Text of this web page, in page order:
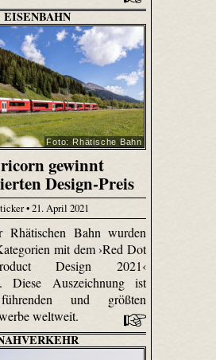
EISENBAHN
Foto: Rhätische Bahn
gewinnt
Design-Preis
• 21. April 2021
Rhätischen Bahn wurden
mit dem ›Red Dot
Design 2021‹
Diese Auszeichnung ist
und größten
weltweit.